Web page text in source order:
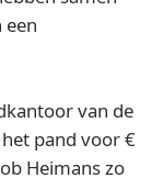
van de
pand voor €
Heimans zo